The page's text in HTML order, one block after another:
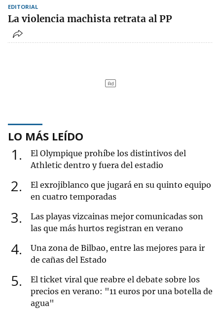
EDITORIAL
La violencia machista retrata al PP
LO MÁS LEÍDO
1
El Olympique prohíbe los distintivos del
Athletic dentro y fuera del estadio
2
El exrojiblanco que jugará en su quinto equipo
en cuatro temporadas
3
Las playas vizcainas mejor comunicadas son
las que más hurtos registran en verano
4
Una zona de Bilbao, entre las mejores para ir
de cañas del Estado
5
El ticket viral que reabre el debate sobre los
precios en verano: "11 euros por una botella de
agua"